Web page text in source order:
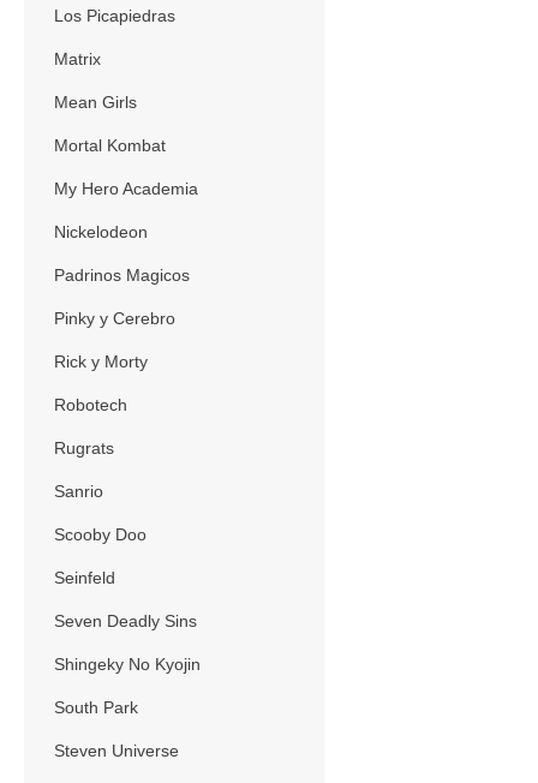
Los Picapiedras
Matrix
Mean Girls
Mortal Kombat
My Hero Academia
Nickelodeon
Padrinos Magicos
Pinky y Cerebro
Rick y Morty
Robotech
Rugrats
Sanrio
Scooby Doo
Seinfeld
Seven Deadly Sins
Shingeky No Kyojin
South Park
Steven Universe